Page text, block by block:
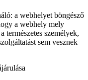
a webhelyet böngésző
a webhely mely
természetes személyek,
sem vesznek